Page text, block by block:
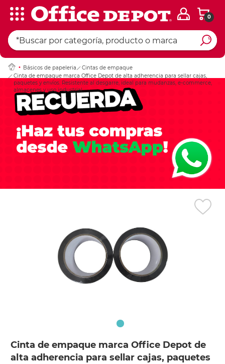
0
Básicos de papeleria
Cintas de empaque
Cinta de empaque marca Office Depot de alta adherencia para sellar cajas,
paquetes y envíos. Resistente al desgarre, ideal para mudanzas, e-commerce,
almacenes y uso industrial.
Cinta de empaque marca Office Depot de
alta adherencia para sellar cajas, paquetes
Ingresar Codigo